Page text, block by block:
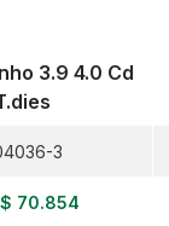
3.9 4.0 Cd
3
70.854